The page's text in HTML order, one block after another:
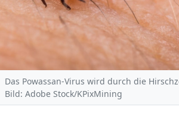
Das Powassan-Virus wird durch die
Bild: Adobe Stock/KPixMining